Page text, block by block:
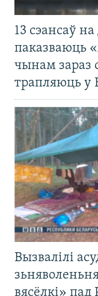
13 сэансаў
паказваюць
чынам зараз
трапляюць у
Вызвалілі
вясёлкі» пад